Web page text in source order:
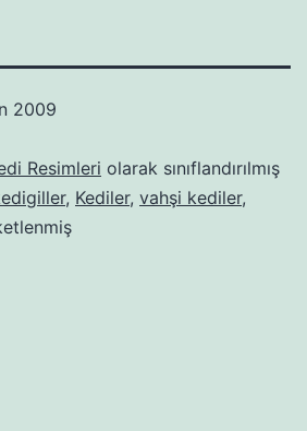
2009
Resimleri olarak sınıflandırılmış
, Kediler, vahşi kediler,